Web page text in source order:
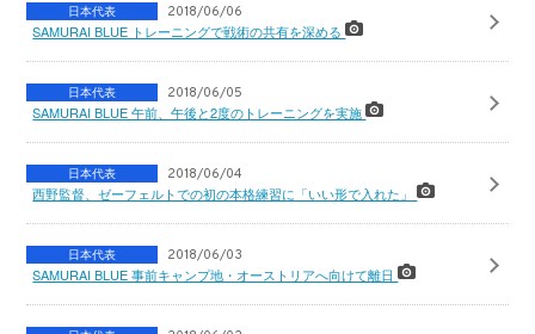
日本代表 2018/06/06
SAMURAI BLUE トレーニングで戦術の共有を深める
日本代表 2018/06/05
SAMURAI BLUE 午前、午後と2度のトレーニングを実施
日本代表 2018/06/04
西野監督、ゼーフェルトでの初の本格練習に「いい形で入れた」
日本代表 2018/06/03
SAMURAI BLUE 事前キャンプ地・オーストリアへ向けて離日